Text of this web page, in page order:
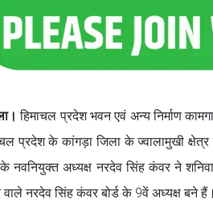
हिमाचल प्रदेश भवन एवं अन्य निर्माण
प्रदेश के कांगड़ा जिला के ज्वालामुखी
के नवनियुक्त अध्यक्ष नरदेव सिंह कंवर ने
नरदेव सिंह कंवर बोर्ड के 9वें अध्यक्ष बने हैं।